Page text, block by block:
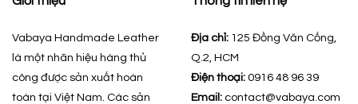
Vabaya Handmade Leather
là một nhãn hiệu hàng thủ
công được sản xuất hoàn
toàn tại Việt Nam. Các sản
Địa chỉ: 125 Đồng Văn Cống,
Q.2, HCM
Điện thoại: 0916 48 96 39
Email: contact@vabaya.com